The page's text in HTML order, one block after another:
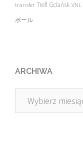
transfer Trefl Gdańsk VNL
ボール
ARCHIWA
Archiwa